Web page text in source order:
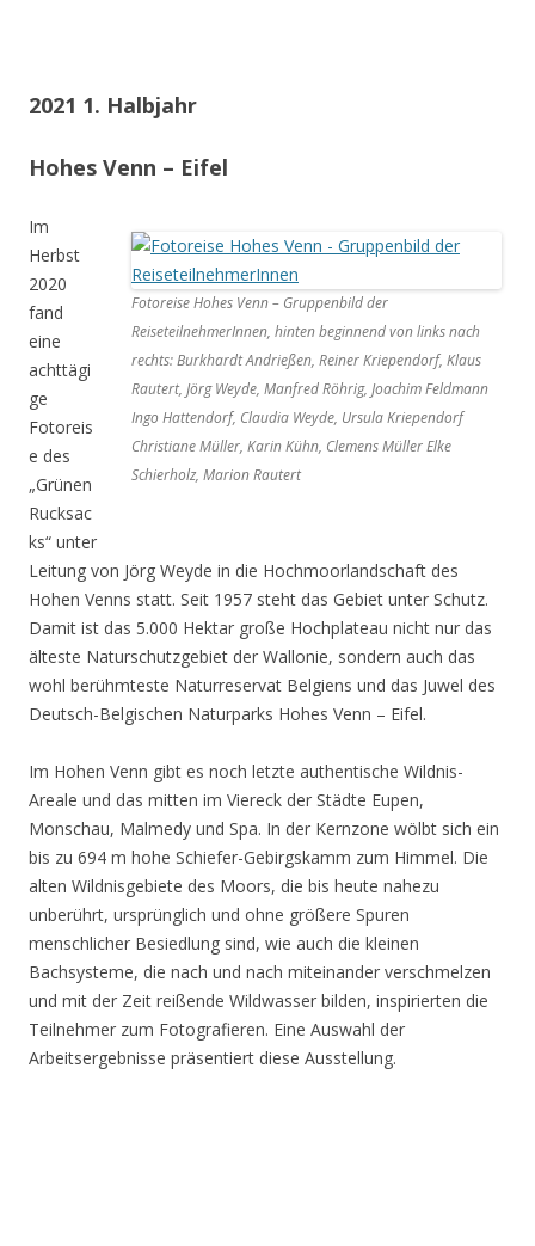
2021 1. Halbjahr
Hohes Venn – Eifel
Fotoreise Hohes Venn – Gruppenbild der
ReiseteilnehmerInnen, hinten beginnend von links nach
rechts: Burkhardt Andrießen, Reiner Kriependorf, Klaus
Rautert, Jörg Weyde, Manfred Röhrig, Joachim Feldmann
Ingo Hattendorf, Claudia Weyde, Ursula Kriependorf
Christiane Müller, Karin Kühn, Clemens Müller Elke
Schierholz, Marion Rautert
Im
Herbst
2020
fand
eine
achttägi
ge
Fotoreis
e des
„Grünen
Rucksac
ks“ unter
Leitung von Jörg Weyde in die Hochmoorlandschaft des
Hohen Venns statt. Seit 1957 steht das Gebiet unter Schutz.
Damit ist das 5.000 Hektar große Hochplateau nicht nur das
älteste Naturschutzgebiet der Wallonie, sondern auch das
wohl berühmteste Naturreservat Belgiens und das Juwel des
Deutsch-Belgischen Naturparks Hohes Venn – Eifel.
Im Hohen Venn gibt es noch letzte authentische Wildnis-
Areale und das mitten im Viereck der Städte Eupen,
Monschau, Malmedy und Spa. In der Kernzone wölbt sich ein
bis zu 694 m hohe Schiefer-Gebirgskamm zum Himmel. Die
alten Wildnisgebiete des Moors, die bis heute nahezu
unberührt, ursprünglich und ohne größere Spuren
menschlicher Besiedlung sind, wie auch die kleinen
Bachsysteme, die nach und nach miteinander verschmelzen
und mit der Zeit reißende Wildwasser bilden, inspirierten die
Teilnehmer zum Fotografieren. Eine Auswahl der
Arbeitsergebnisse präsentiert diese Ausstellung.